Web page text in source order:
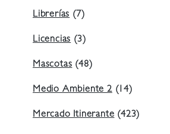
Librerías (7)
Licencias (3)
Mascotas (48)
Medio Ambiente 2(14)
Mercado Itinerante (423)